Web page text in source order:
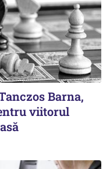
Barna,
viitorul